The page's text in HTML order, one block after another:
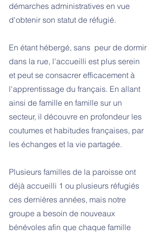
démarches administratives en vue
d'obtenir son statut de réfugié.
En étant hébergé, sans peur de dormir
dans la rue, l'accueilli est plus serein
et peut se consacrer efficacement à
l'apprentissage du français. En allant
ainsi de famille en famille sur un
secteur, il découvre en profondeur les
coutumes et habitudes françaises, par
les échanges et la vie partagée.
Plusieurs familles de la paroisse ont
déjà accueilli 1 ou plusieurs réfugiés
ces dernières années, mais notre
groupe a besoin de nouveaux
bénévoles afin que chaque famille